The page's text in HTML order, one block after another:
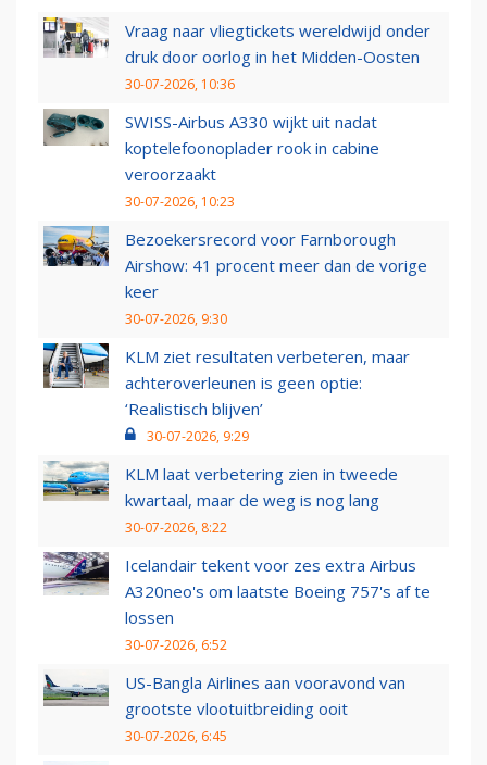
Vraag naar vliegtickets wereldwijd onder
druk door oorlog in het Midden-Oosten
30-07-2026, 10:36
SWISS-Airbus A330 wijkt uit nadat
koptelefoonoplader rook in cabine
veroorzaakt
30-07-2026, 10:23
Bezoekersrecord voor Farnborough
Airshow: 41 procent meer dan de vorige
keer
30-07-2026, 9:30
KLM ziet resultaten verbeteren, maar
achteroverleunen is geen optie:
‘Realistisch blijven’
30-07-2026, 9:29
KLM laat verbetering zien in tweede
kwartaal, maar de weg is nog lang
30-07-2026, 8:22
Icelandair tekent voor zes extra Airbus
A320neo's om laatste Boeing 757's af te
lossen
30-07-2026, 6:52
US-Bangla Airlines aan vooravond van
grootste vlootuitbreiding ooit
30-07-2026, 6:45